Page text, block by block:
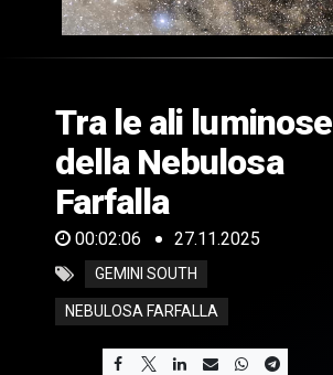
of
6
seconds
Tra le ali luminose
della Nebulosa
Farfalla
00:02:06 27.11.2025
GEMINI SOUTH
NEBULOSA FARFALLA